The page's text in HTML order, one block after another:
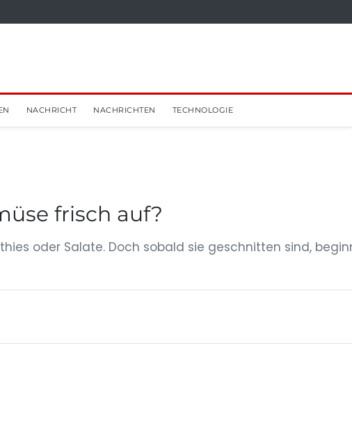
NACHRICHT NACHRICHTEN TECHNOLOGIE
frisch auf?
oder Salate. Doch sobald sie geschnitten sind,